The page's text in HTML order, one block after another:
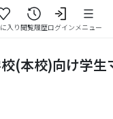
入り閲覧履歴ログインメニュー
(本校)向け学生